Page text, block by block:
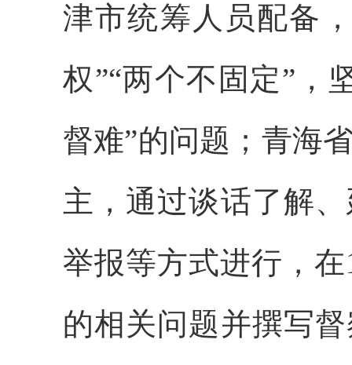
津市统筹人员配备
权”“两个不固定”，
督难”的问题；青海
主，通过谈话了解
举报等方式进行，在
的相关问题并撰写